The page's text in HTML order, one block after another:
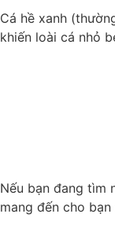
Cá hề xanh
khiến loài cá nhỏ
Nếu bạn đang tìm
mang đến cho